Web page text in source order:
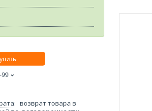
99
возврат товара в